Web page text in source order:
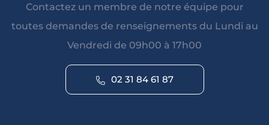
Contactez un membre de notre équipe pour
toutes demandes de renseignements du Lundi au
Vendredi de 09h00 à 17h00
02 31 84 61 87